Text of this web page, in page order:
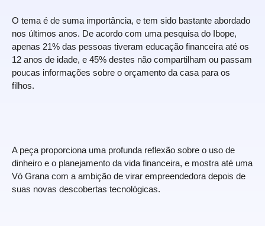
O tema é de suma importância, e tem sido bastante abordado
nos últimos anos. De acordo com uma pesquisa do Ibope,
apenas 21% das pessoas tiveram educação financeira até os
12 anos de idade, e 45% destes não compartilham ou passam
poucas informações sobre o orçamento da casa para os
filhos.
A peça proporciona uma profunda reflexão sobre o uso de
dinheiro e o planejamento da vida financeira, e mostra até uma
Vó Grana com a ambição de virar empreendedora depois de
suas novas descobertas tecnológicas.